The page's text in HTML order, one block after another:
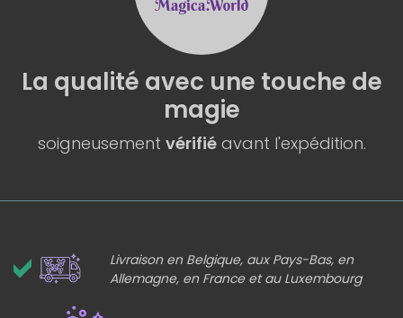
La qualité avec une touche de
magie
soigneusement vérifiéavant l'expédition.
Livraison en Belgique, aux Pays-Bas, en
Allemagne, en France et au Luxembourg